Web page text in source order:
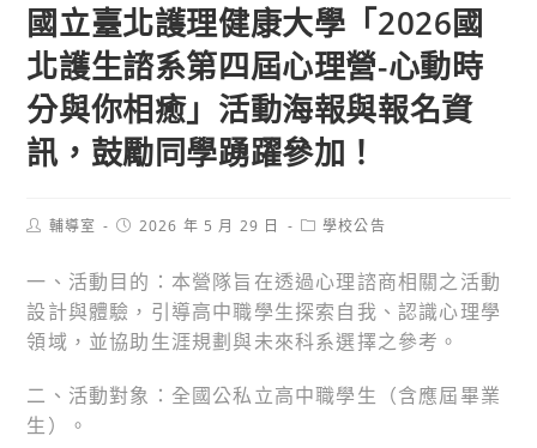
國立臺北護理健康大學「2026國
北護生諮系第四屆心理營-心動時
分與你相癒」活動海報與報名資
訊，鼓勵同學踴躍參加！
Post輔導室
Post2026 年 5 月 29 日
Post學校公告
一、活動目的：本營隊旨在透過心理諮商相關之活動
設計與體驗，引導高中職學生探索自我、認識心理學
領域，並協助生涯規劃與未來科系選擇之參考。
二、活動對象：全國公私立高中職學生（含應屆畢業
生）。